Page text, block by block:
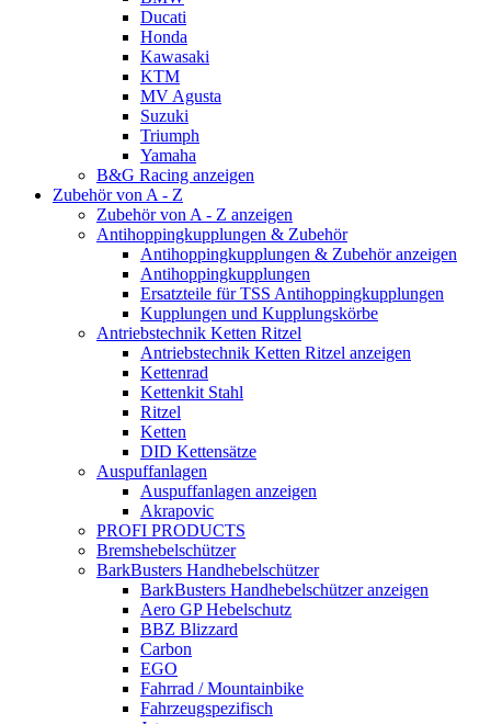
Ducati
Honda
Kawasaki
KTM
MV Agusta
Suzuki
Triumph
Yamaha
B&G Racing anzeigen
Zubehör von A - Z
Zubehör von A - Z anzeigen
Antihoppingkupplungen & Zubehör
Antihoppingkupplungen & Zubehör anzeigen
Antihoppingkupplungen
Ersatzteile für TSS Antihoppingkupplungen
Kupplungen und Kupplungskörbe
Antriebstechnik Ketten Ritzel
Antriebstechnik Ketten Ritzel anzeigen
Kettenrad
Kettenkit Stahl
Ritzel
Ketten
DID Kettensätze
Auspuffanlagen
Auspuffanlagen anzeigen
Akrapovic
PROFI PRODUCTS
Bremshebelschützer
BarkBusters Handhebelschützer
BarkBusters Handhebelschützer anzeigen
Aero GP Hebelschutz
BBZ Blizzard
Carbon
EGO
Fahrrad / Mountainbike
Fahrzeugspezifisch